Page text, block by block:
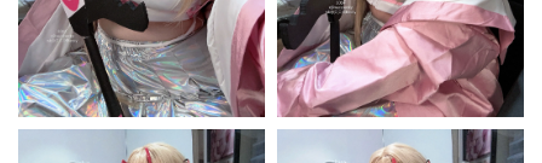
g
a
t
i